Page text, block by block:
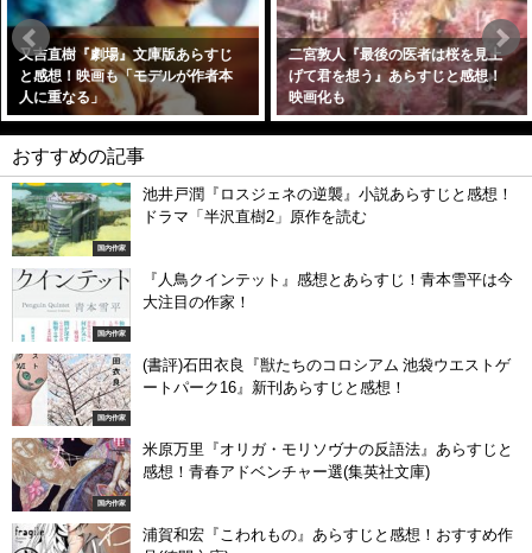
又吉直樹『劇場』文庫版あらすじ
と感想！映画も「モデルが作者本
人に重なる」
二宮敦人『最後の医者は桜を見上
げて君を想う』あらすじと感想！
映画化も
おすすめの記事
国内作家
池井戸潤『ロスジェネの逆襲』小説あらすじと感想！
ドラマ「半沢直樹2」原作を読む
国内作家
『人鳥クインテット』感想とあらすじ！青本雪平は今
大注目の作家！
国内作家
(書評)石田衣良『獣たちのコロシアム 池袋ウエストゲ
ートパーク16』新刊あらすじと感想！
国内作家
米原万里『オリガ・モリソヴナの反語法』あらすじと
感想！青春アドベンチャー選(集英社文庫)
浦賀和宏『こわれもの』あらすじと感想！おすすめ作